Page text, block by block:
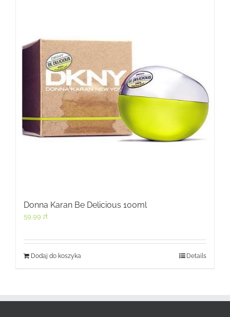
Donna Karan Be Delicious 100ml
59,99 zł
Dodaj do koszyka Details